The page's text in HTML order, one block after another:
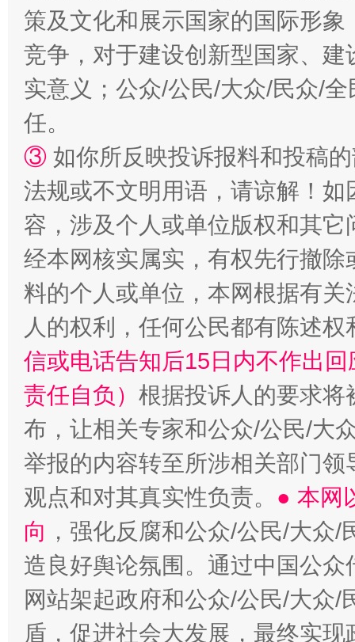
“蜀中异人”王建安的艺术幻境
策及文化和展示国家的国际形
竞争，对于建设创新型国家、
实意义；公众/公民/大众/民众/
任。
③ 如你所反映投诉报料和投稿
法规或不文明用语，请谅解！
容，涉及个人或单位版权和其它
经本网核实属实，有权先行撤
料的个人或单位，本网根据有
人的权利，任何公民都有陈述
信或电话告知后15日内不作出
责任自负） 根据投诉人的要求将
布，让相关专家和公众/公民/大
举报的内容转至所涉相关部门
观点和对其真实性负责。 ● 本网
向 ，强化反腐和公众/公民/大众
造良好舆论氛围。通过中国公
网站架起政府和公众/公民/大众
盾，促进社会大发展，最终实